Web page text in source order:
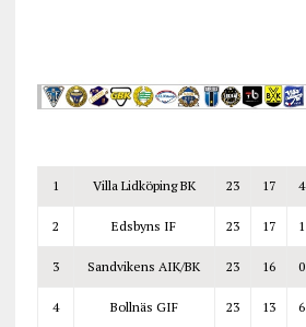
1 Villa Lidköping BK 23 17 4
2 Edsbyns IF 23 17 1
3 Sandvikens AIK/BK 23 16 0
4 Bollnäs GIF 23 13 6